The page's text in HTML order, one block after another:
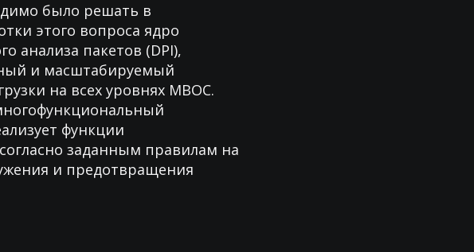
было решать в
этого вопроса ядро
анализа пакетов (DPI),
и масштабируемый
на всех уровнях МВОС.
функции
заданным правилам на
и предотвращения